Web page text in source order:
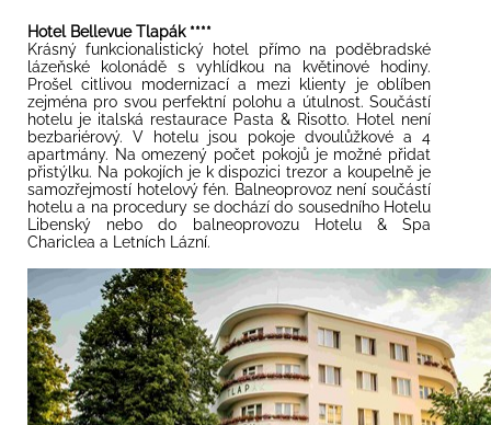
Hotel Bellevue Tlapák ****
Krásný funkcionalistický hotel přímo na poděbradské
lázeňské kolonádě s vyhlídkou na květinové hodiny.
Prošel citlivou modernizací a mezi klienty je oblíben
zejména pro svou perfektní polohu a útulnost. Součástí
hotelu je italská restaurace Pasta & Risotto. Hotel není
bezbariérový.
V hotelu jsou pokoje dvoulůžkové a 4
apartmány. Na omezený počet pokojů je možné přidat
přistýlku. Na pokojích je k dispozici trezor a koupelně je
samozřejmostí hotelový fén. Balneoprovoz není součástí
hotelu a na procedury se dochází do sousedního Hotelu
Libenský nebo do balneoprovozu Hotelu & Spa
Chariclea a Letních Lázní.